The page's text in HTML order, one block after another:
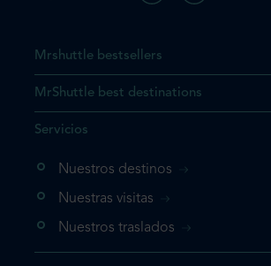
el producto que busca ya
vaya directamente a su
su reserva.
una vez
Mrshuttle bestsellers
MrShuttle best destinations
Servicios
Nuestros destinos
Nuestras visitas
Nuestros traslados